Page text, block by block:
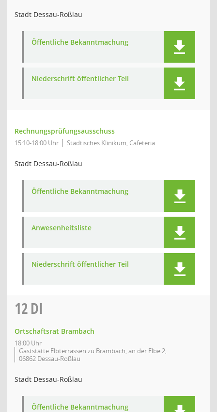
Stadt Dessau-Roßlau
Öffentliche Bekanntmachung
Niederschrift öffentlicher Teil
Rechnungsprüfungsausschuss
15:10-18:00 Uhr Städtisches Klinikum, Cafeteria
Stadt Dessau-Roßlau
Öffentliche Bekanntmachung
Anwesenheitsliste
Niederschrift öffentlicher Teil
12DI
Ortschaftsrat Brambach
18:00 Uhr
Gaststätte Elbterrassen zu Brambach, an der Elbe 2,
06862 Dessau-Roßlau
Stadt Dessau-Roßlau
Öffentliche Bekanntmachung